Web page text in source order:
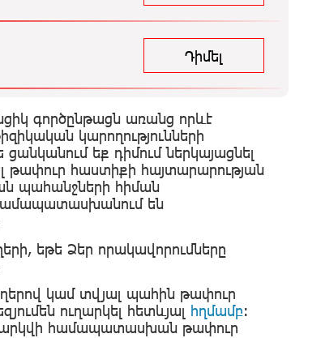
Դիմել
գործընթացն առանց որևէ
կարողությունների
եք դիմում ներկայացնել
հաստիքի հայտարարության
պահանջների հիման
են
եթե Ձեր որակավորումները
կամ տվյալ պահին թափուր
ուղարկել հետևյալ հղմամբ:
համապատասխան թափուր